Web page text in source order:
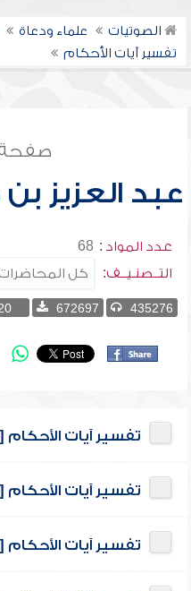
الصوتيات علماء ودعاة
تفسير آيات الأحكام
صفحة
عبد العزيز
عدد المواد : 68
التــصنـيــف:
435276
672697
تفسير آيات الأحكام
تفسير آيات الأحكام
تفسير آيات الأحكام